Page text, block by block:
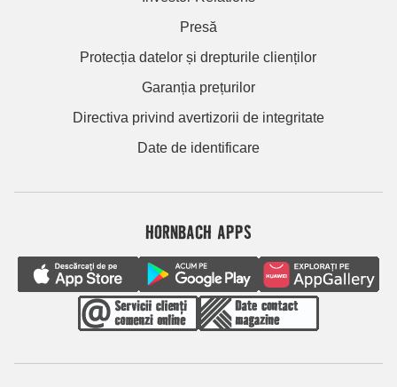
Presă
Protecția datelor și drepturile clienților
Garanția prețurilor
Directiva privind avertizorii de integritate
Date de identificare
HORNBACH APPS